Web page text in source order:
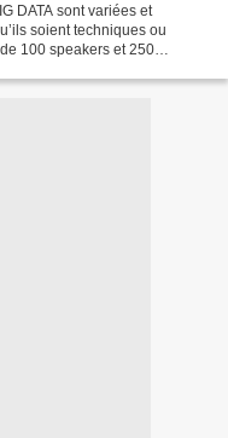
DATA sont variées et
soient techniques ou
100 speakers et 250